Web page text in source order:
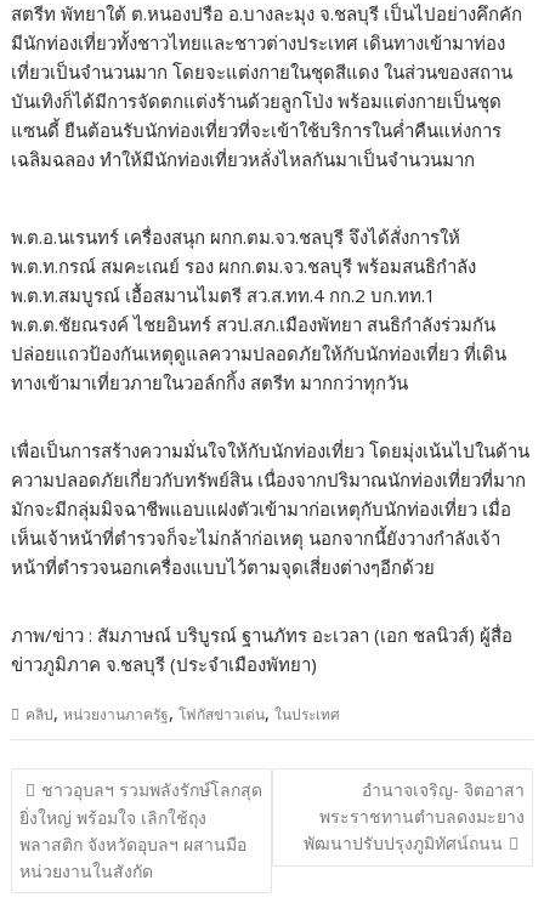
สตรีท พัทยาใต้ ต.หนองปรือ อ.บางละมุง จ.ชลบุรี เป็นไปอย่างคึกคัก
มีนักท่องเที่ยวทั้งชาวไทยและชาวต่างประเทศ เดินทางเข้ามาท่อง
เที่ยวเป็นจำนวนมาก โดยจะแต่งกายในชุดสีแดง ในส่วนของสถาน
บันเทิงก็ได้มีการจัดตกแต่งร้านด้วยลูกโป่ง พร้อมแต่งกายเป็นชุด
แซนดี้ ยืนต้อนรับนักท่องเที่ยวที่จะเข้าใช้บริการในค่ำคืนแห่งการ
เฉลิมฉลอง ทำให้มีนักท่องเที่ยวหลั่งไหลกันมาเป็นจำนวนมาก
พ.ต.อ.นเรนทร์ เครื่องสนุก ผกก.ตม.จว.ชลบุรี จึงได้สั่งการให้
พ.ต.ท.กรณ์ สมคะเณย์ รอง ผกก.ตม.จว.ชลบุรี พร้อมสนธิกำลัง
พ.ต.ท.สมบูรณ์ เอื้อสมานไมตรี สว.ส.ทท.4 กก.2 บก.ทท.1
พ.ต.ต.ชัยณรงค์ ไชยอินทร์ สวป.สภ.เมืองพัทยา สนธิกำลังร่วมกัน
ปล่อยแถวป้องกันเหตุดูแลความปลอดภัยให้กับนักท่องเที่ยว ที่เดิน
ทางเข้ามาเที่ยวภายในวอล์กกิ้ง สตรีท มากกว่าทุกวัน
เพื่อเป็นการสร้างความมั่นใจให้กับนักท่องเที่ยว โดยมุ่งเน้นไปในด้าน
ความปลอดภัยเกี่ยวกับทรัพย์สิน เนื่องจากปริมาณนักท่องเที่ยวที่มาก
มักจะมีกลุ่มมิจฉาชีพแอบแฝงตัวเข้ามาก่อเหตุกับนักท่องเที่ยว เมื่อ
เห็นเจ้าหน้าที่ตำรวจก็จะไม่กล้าก่อเหตุ นอกจากนี้ยังวางกำลังเจ้า
หน้าที่ตำรวจนอกเครื่องแบบไว้ตามจุดเสี่ยงต่างๆอีกด้วย
ภาพ/ข่าว : สัมภาษณ์ บริบูรณ์ ฐานภัทร อะเวลา (เอก ชลนิวส์) ผู้สื่อ
ข่าวภูมิภาค จ.ชลบุรี (ประจำเมืองพัทยา)
คลิป,หน่วยงานภาครัฐ,โฟกัสข่าวเด่น,ในประเทศ
แนะแนว
เรื่อง
ชาวอุบลฯ รวมพลังรักษ์โลกสุด
ยิ่งใหญ่ พร้อมใจ เลิกใช้ถุง
พลาสติก จังหวัดอุบลฯ ผสานมือ
หน่วยงานในสังกัด
อำนาจ​เจริญ- จิตอาสา
พระราชทานตำบลดงมะยาง​
พัฒนาปรับปรุงภูมิทัศน์ถนน